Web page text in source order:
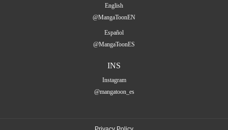
English
@MangaToonEN
Español
@MangaToonES
INS
Instagram
@mangatoon_es